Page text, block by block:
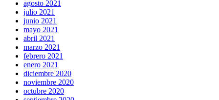
agosto 2021
julio 2021
junio 2021
mayo 2021
abril 2021
marzo 2021
febrero 2021
enero 2021
diciembre 2020
noviembre 2020
octubre 2020